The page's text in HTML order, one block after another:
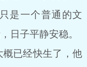
是一个普通的文
日子平静安稳。
已经快生了，他